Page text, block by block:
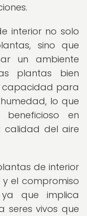
interior no solo
sino que
un ambiente
plantas bien
capacidad para
lo que
beneficioso en
calidad del aire
de interior
el compromiso
que implica
seres vivos que